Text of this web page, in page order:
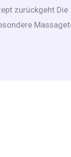
zurückgeht Die